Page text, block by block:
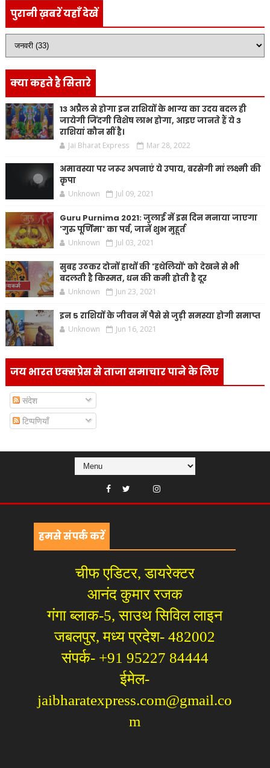
पुरानी ख़बरें यहाँ देखें
क्या कहते है सितारे
13 अप्रैल से होगा इन राशियों के भाग्य का उदय बदल ही
जायेगी जिंदगी विशेष लाभ होगा, आइए जानते हैं ये 3
राशियां कौन सीं है।
Jai Bharat Express Mar 28, 2022
अमावस्या पर जरूर अपनाएं ये उपाय, बरसेगी मां लक्ष्मी की
कृपा
Unknown Jul 09, 2021
Guru Purnima 2021: जुलाई में इस दिन मनाया जाएगा
'गुरु पूर्णिमा' का पर्व, जानें शुभ मुहूर्त
Unknown Jul 03, 2021
सुबह उठकर दोनों हाथों की 'हथेलियों' को देखने से भी
बदलती है किस्मत, धन की कमी होती है दूर
Unknown Jun 23, 2021
इन 5 राशियों के जीवन में पैसे से जुड़ी समस्या होगी समाप्त
Unknown Jun 16, 2021
जय भारत एक्सप्रेस से ताजा समाचार पाने के लिए
संदेश
टिप्पणियाँ
हमसे संपर्क करें
चीफ एडिटर, डायरेक्टर
आनंद कुमार रजक
गंगा ब्लाक-5, साउथ सिविल लाइन
जबलपुर, मध्य प्रदेश- 482002
संपर्क- +91 95227 84444
ईमेल-
jaibharatexpress.com@gmail.co
m